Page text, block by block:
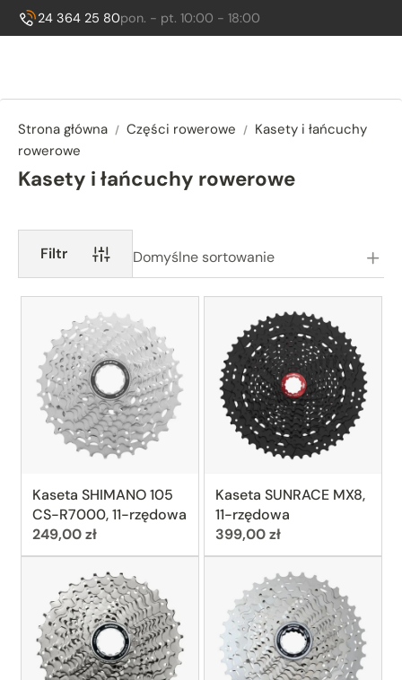
Zadzwoń do nas:
24 364 25 80Godziny otwarcia:
pon. - pt. 10:00 - 18:00
Strona główna Części rowerowe
Kasety i łańcuchy
rowerowe
Kasety i łańcuchy rowerowe
Podkategorie
Domyślne sortowanie
Filtr
Kaseta SHIMANO 105
CS-R7000, 11-rzędowa
Cena:
249,00 zł
Kaseta SUNRACE MX8,
11-rzędowa
Cena:
399,00 zł